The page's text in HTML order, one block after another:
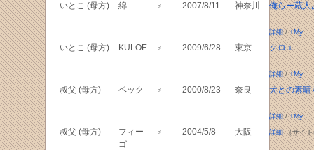
いとこ (母方) 綿 ♂ 2007/8/11 神奈川 俺らー蔵人
詳細/+My
いとこ (母方) KULOE ♂ 2009/6/28 東京 クロエ
詳細/+My
叔父 (母方) ベック ♂ 2000/8/23 奈良 犬との素晴
詳細/+My
叔父 (母方)
フィー
ゴ
♂ 2004/5/8 大阪 詳細（サイト